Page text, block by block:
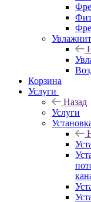
Корзина
Услуги
Назад
Услуги